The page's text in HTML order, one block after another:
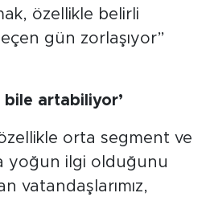
özellikle belirli
gün zorlaşıyor”
bile artabiliyor’
orta segment ve
yoğun ilgi olduğunu
vatandaşlarımız,